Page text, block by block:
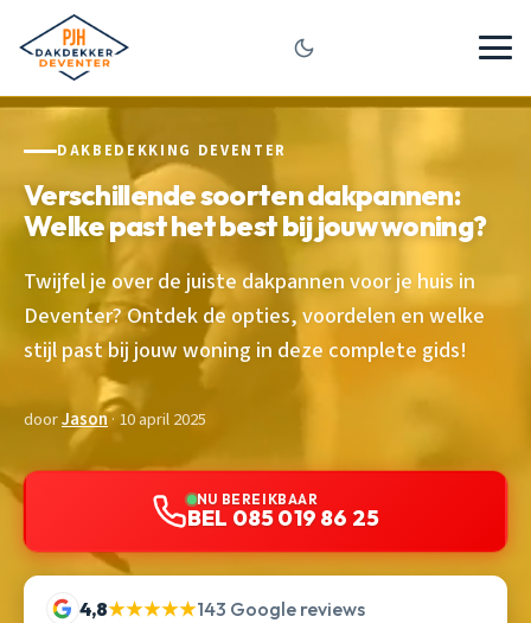
DAKBEDEKKING DEVENTER
Verschillende soorten dakpannen:
Welke past het best bij jouw woning?
Twijfel je over de juiste dakpannen voor je huis in
Deventer? Ontdek de opties, voordelen en welke
stijl past bij jouw woning in deze complete gids!
doorJason· 10 april 2025
NU BEREIKBAAR
BEL 085 019 86 25
4,8★★★★★143 Google reviews